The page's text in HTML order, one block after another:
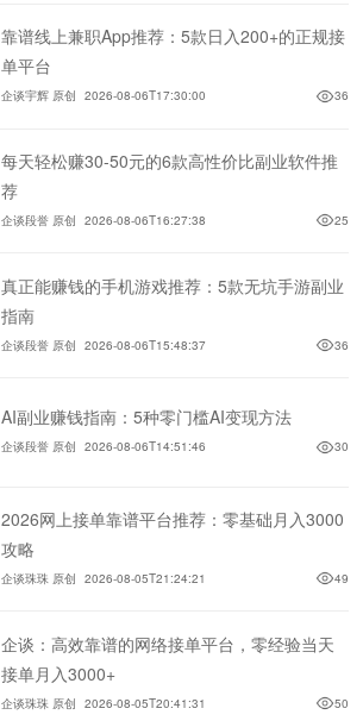
靠谱线上兼职App推荐：5款日入200+的正规接
单平台
企谈宇辉 原创 2026-08-06T17:30:00 36
每天轻松赚30-50元的6款高性价比副业软件推
荐
企谈段誉 原创 2026-08-06T16:27:38 25
真正能赚钱的手机游戏推荐：5款无坑手游副业
指南
企谈段誉 原创 2026-08-06T15:48:37 36
AI副业赚钱指南：5种零门槛AI变现方法
企谈段誉 原创 2026-08-06T14:51:46 30
2026网上接单靠谱平台推荐：零基础月入3000
攻略
企谈珠珠 原创 2026-08-05T21:24:21 49
企谈：高效靠谱的网络接单平台，零经验当天
接单月入3000+
企谈珠珠 原创 2026-08-05T20:41:31 50